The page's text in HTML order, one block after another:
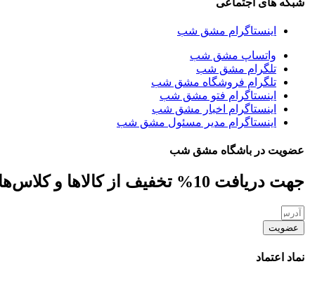
اینستاگرام مشق شب
واتساپ مشق شب
تلگرام مشق شب
تلگرام فروشگاه مشق شب
اینستاگرام فتو مشق شب
اینستاگرام اخبار مشق شب
اینستاگرام مدیر مسئول مشق شب
عضویت در باشگاه مشق شب
جهت دریافت 10% تخفیف از کالاها و کلاس‌های مهارتی، کافه کتاب، جلسات و ... ایمیل خود را ارسال نمایید
عضویت
نماد اعتماد